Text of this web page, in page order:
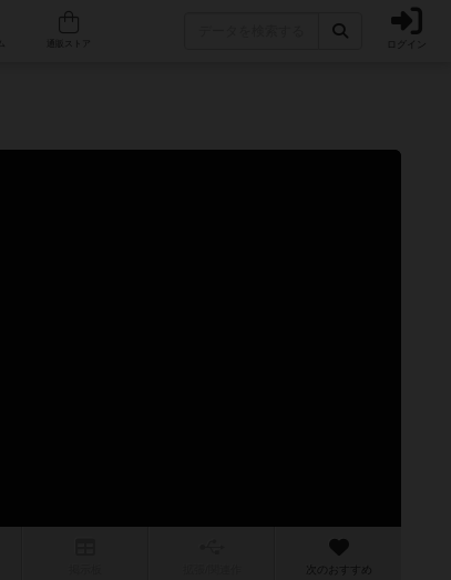
人気ボードゲーム ログイン
次のおすすめ